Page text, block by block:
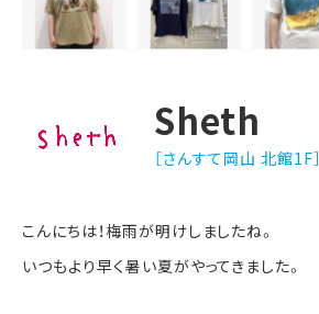
Sheth
［さんすて岡山 北館1F］
こんにちは！梅雨が明けしましたね。
いつもより早く暑い夏がやってきました。